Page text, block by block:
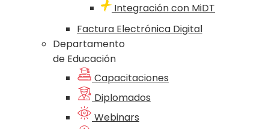
Integración con MiDT
Factura Electrónica Digital
Departamento
de Educación
Capacitaciones
Diplomados
Webinars